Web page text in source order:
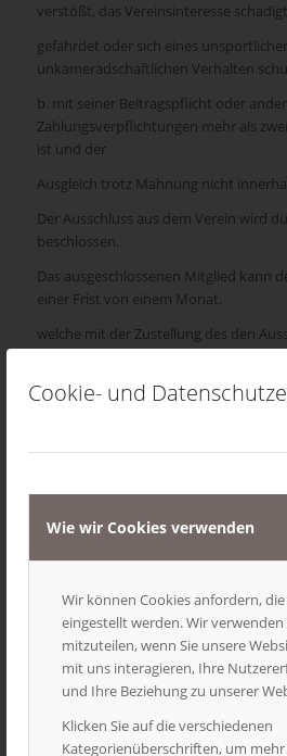
Cookie- und
Wie wir Cookies verwenden
Wir können Cookies anfordern,
eingestellt werden. Wir
mitzuteilen, wenn Sie unsere
mit uns interagieren, Ihre
und Ihre Beziehung zu unserer
Klicken Sie auf die verschiedenen
Kategorienüberschriften, um mehr
verstößt, das Vereinsinteresse
gefährdet oder sich eines
unkameradschaftlichen Verhalten
b. mit seiner Beitragspflicht oder
Zahlungsverpflichtungen mehr als
ist und der
Ausgleich trotz Mahnung nicht
Der Ausschluss aus dem Verein wird
beschlossen.
Das ausgeschlossenen Mitglied kann
einer Frist von einem Monat,
welche mit der Zustellung des den
durch schriftlich begründete
eines Monats nach Zugang der
dem Verein gegenüber.
§ 5: Organe des Vereins
Organe des Vereins sind die
Vorstand.
§ 6: Mitgliederversammlung
Die Mitgliederversammlung tritt nach
Geschäftsjahres zu einer